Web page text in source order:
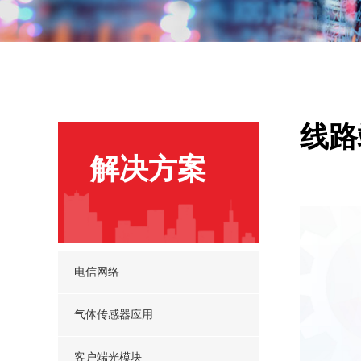
解决方案
电信网络
气体传感器应用
客户端光模块
线